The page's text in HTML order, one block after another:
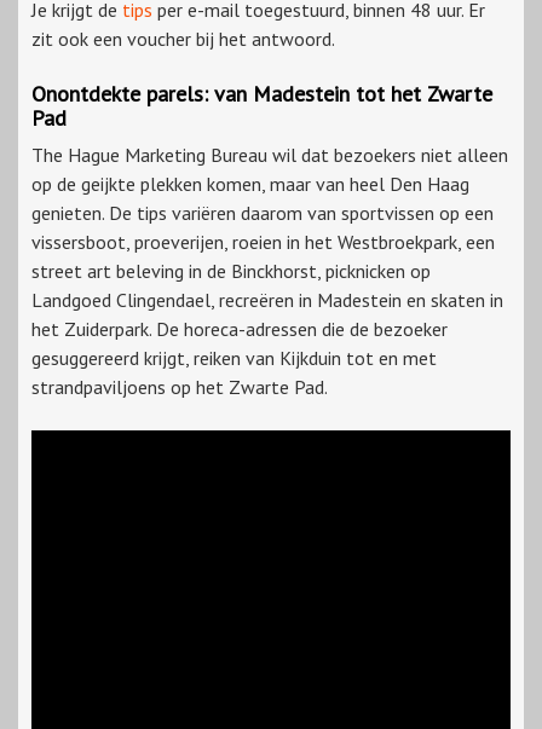
Je krijgt de tips per e-mail toegestuurd, binnen 48 uur. Er
zit ook een voucher bij het antwoord.
Onontdekte parels: van Madestein tot het Zwarte
Pad
The Hague Marketing Bureau wil dat bezoekers niet alleen
op de geijkte plekken komen, maar van heel Den Haag
genieten. De tips variëren daarom van sportvissen op een
vissersboot, proeverijen, roeien in het Westbroekpark, een
street art beleving in de Binckhorst, picknicken op
Landgoed Clingendael, recreëren in Madestein en skaten in
het Zuiderpark. De horeca-adressen die de bezoeker
gesuggereerd krijgt, reiken van Kijkduin tot en met
strandpaviljoens op het Zwarte Pad.